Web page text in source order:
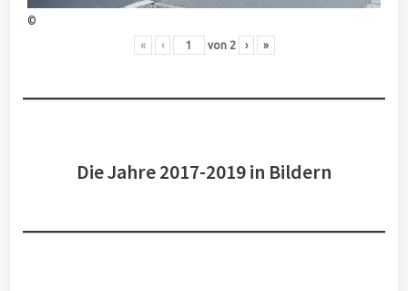
©
« ‹ von 2 › »
Die Jahre 2017-2019 in Bildern